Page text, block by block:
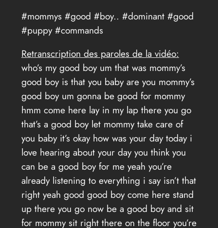
#mommys #good #boy.. #dominant #good
#puppy #commands
Retranscription des paroles de la vidéo:
who’s my good boy um that was mommy’s
good boy is that you baby are you mommy’s
good boy um gonna be good for mommy
hmm come here lay in my lap there you go
that’s a good boy let mommy take care of
you baby it’s okay how was your day today i
love hearing about your day you think you
can be a good boy for me yeah you’re
already listening to everything i say isn’t that
right yeah good good boy come here stand
up there you go now be a good boy and sit
for mommy sit right there on the floor you’re